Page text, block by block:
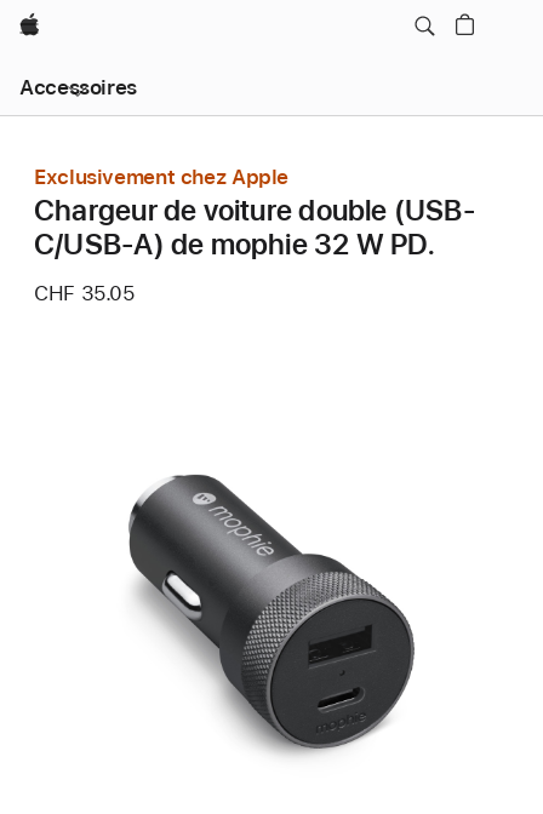
Apple
Accessoires
locale
menu
Exclusivement chez Apple
Chargeur de voiture double (USB-
C/USB-A) de mophie 32 W PD.
CHF 35.05